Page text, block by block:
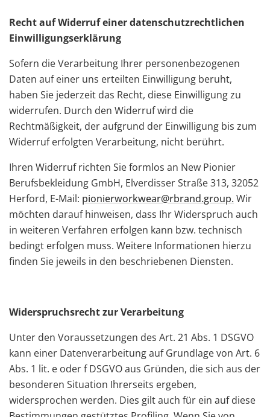
Recht auf Widerruf einer datenschutzrechtlichen
Einwilligungserklärung
Sofern die Verarbeitung Ihrer personenbezogenen
Daten auf einer uns erteilten Einwilligung beruht,
haben Sie jederzeit das Recht, diese Einwilligung zu
widerrufen. Durch den Widerruf wird die
Rechtmäßigkeit, der aufgrund der Einwilligung bis zum
Widerruf erfolgten Verarbeitung, nicht berührt.
Ihren Widerruf richten Sie formlos an New Pionier
Berufsbekleidung GmbH, Elverdisser Straße 313, 32052
Herford, E-Mail: pionierworkwear@rbrand.group. Wir
möchten darauf hinweisen, dass Ihr Widerspruch auch
in weiteren Verfahren erfolgen kann bzw. technisch
bedingt erfolgen muss. Weitere Informationen hierzu
finden Sie jeweils in den beschriebenen Diensten.
Widerspruchsrecht zur Verarbeitung
Unter den Voraussetzungen des Art. 21 Abs. 1 DSGVO
kann einer Datenverarbeitung auf Grundlage von Art. 6
Abs. 1 lit. e oder f DSGVO aus Gründen, die sich aus der
besonderen Situation Ihrerseits ergeben,
widersprochen werden. Dies gilt auch für ein auf diese